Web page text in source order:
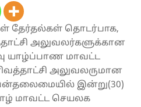
தேர்தல்கள் தொடர்பாக,
அலுவலர்களுக்கான
யாழ்ப்பாண மாவட்ட
அலுவலருமான
இன்று(30)
மாவட்ட செயலக